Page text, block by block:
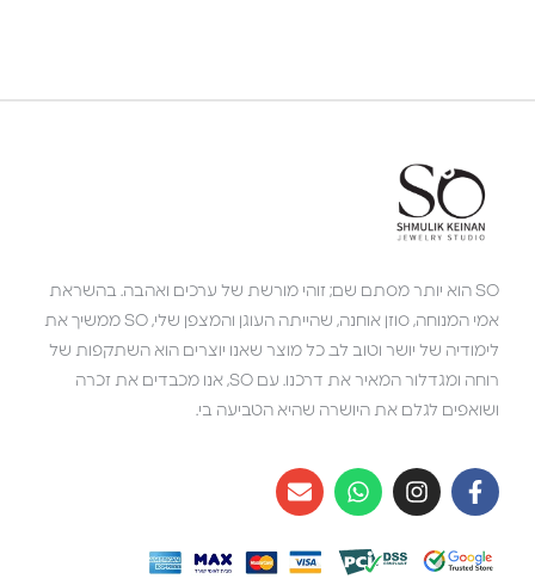
SO הוא יותר מסתם שם; זוהי מורשת של ערכים ואהבה. בהשראת
אמי המנוחה, סוזן אוחנה, שהייתה העוגן והמצפן שלי, SO ממשיך את
לימודיה של יושר וטוב לב. כל מוצר שאנו יוצרים הוא השתקפות של
רוחה ומגדלור המאיר את דרכנו. עם SO, אנו מכבדים את זכרה
ושואפים לגלם את היושרה שהיא הטביעה בי.